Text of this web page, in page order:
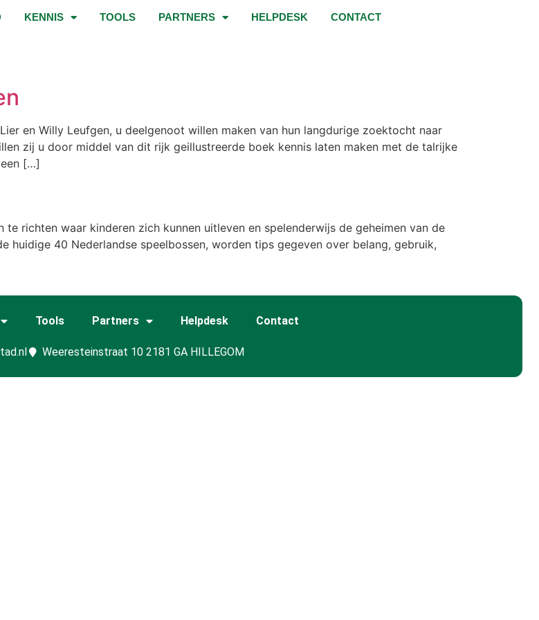
KENNIS TOOLS PARTNERS HELPDESK CONTACT
en Willy Leufgen, u deelgenoot willen maken van hun langdurige zoektocht naar
zij u door middel van dit rijk geillustreerde boek kennis laten maken met de talrijke
[…]
richten waar kinderen zich kunnen uitleven en spelenderwijs de geheimen van de
huidige 40 Nederlandse speelbossen, worden tips gegeven over belang, gebruik,
Tools Partners Helpdesk Contact
Weeresteinstraat 10 2181 GA HILLEGOM